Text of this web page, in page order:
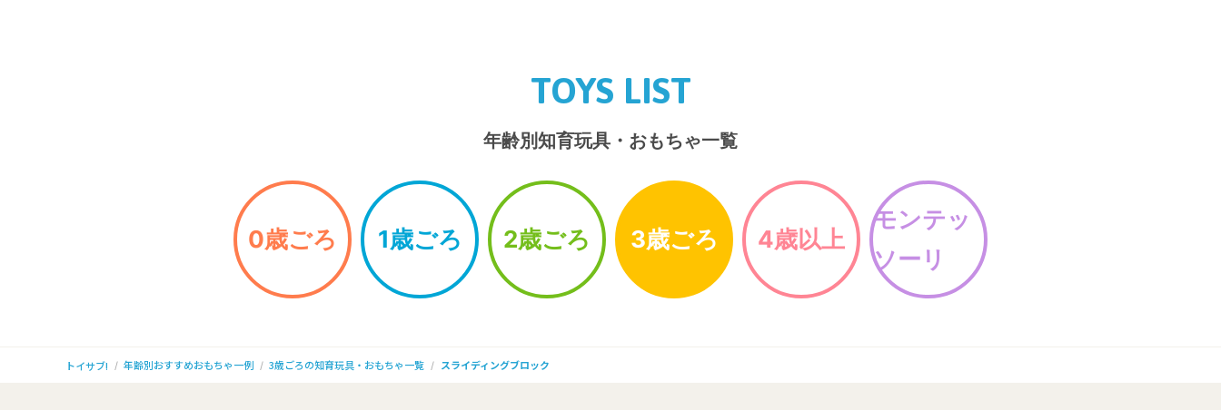
TOYS LIST
年齢別知育玩具・おもちゃ一覧
0歳ごろ 1歳ごろ 2歳ごろ 3歳ごろ 4歳以上
モンテッ
ソーリ
トイサブ! 年齢別おすすめおもちゃ一例 3歳ごろの知育玩具・おもちゃ一覧 スライディングブロック